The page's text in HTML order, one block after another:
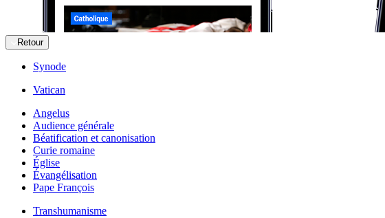
Retour
Synode
Vatican
Angelus
Audience générale
Béatification et canonisation
Curie romaine
Église
Évangélisation
Pape François
Transhumanisme